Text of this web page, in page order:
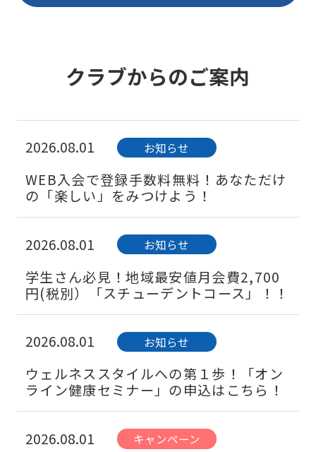
クラブからのご案内
2026.08.01 お知らせ
WEB入会で登録手数料無料！あなただけ
の「楽しい」をみつけよう！
2026.08.01 お知らせ
学生さん必見！地域最安値月会費2,700
円(税別）「スチューデントコース」！！
2026.08.01 お知らせ
ウェルネススタイルへの第１歩！「オン
ライン健康セミナー」の申込はこちら！
2026.08.01 キャンペーン